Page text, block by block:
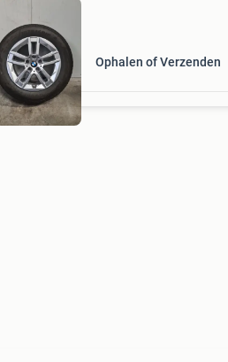
Ophalen of Verzenden